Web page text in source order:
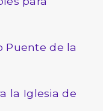
Puente de la
la Iglesia de